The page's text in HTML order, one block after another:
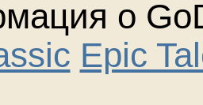
о
Epic